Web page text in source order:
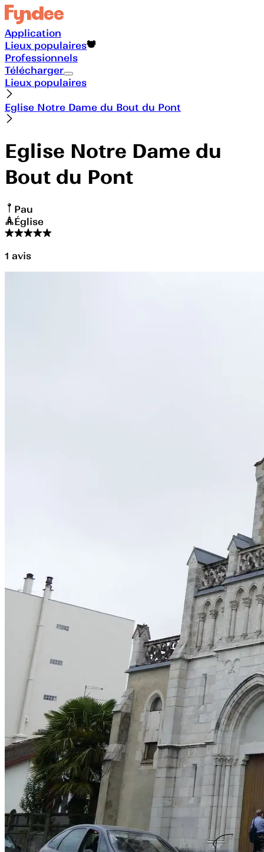
Application
Lieux populaires
Professionnels
Télécharger
Lieux populaires
Eglise Notre Dame du Bout du Pont
Eglise Notre Dame du
Bout du Pont
Pau
Église
1 avis